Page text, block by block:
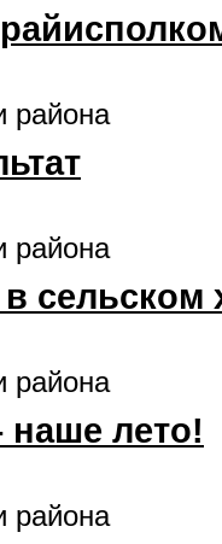
района
района
сельском
района
наше лето!
района